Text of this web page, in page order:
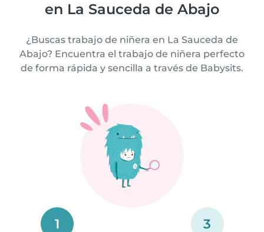
en La Sauceda de Abajo
¿Buscas trabajo de niñera en La Sauceda de
Abajo? Encuentra el trabajo de niñera perfecto
de forma rápida y sencilla a través de Babysits.
1 3